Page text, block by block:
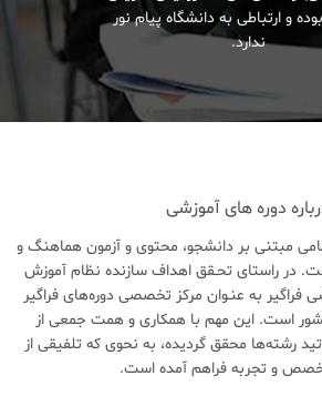
و ارتباطی به دانشگاه پیام نور
ندارد.
دوره های آموزشی
مبتنی بر دانشجو، محتوی و آزمون هماهنگ و
در راستای تحـقق اهداف سازنده نظام آموزش
فراگیر به عنـوان مرکز تخصصی دوره‌های فراگیر
است. این مهم با همکاری و همت جمعی از
رشته‌ها محقق گردیده، به نحوی که تلفیقی از
و تجربه فراهم آمده است.